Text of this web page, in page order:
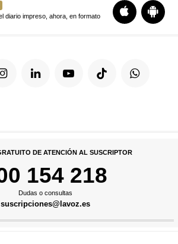
diario impreso, ahora, en formato
DE ATENCIÓN AL SUSCRIPTOR
154 218
Dudas o consultas
suscripciones@lavoz.es